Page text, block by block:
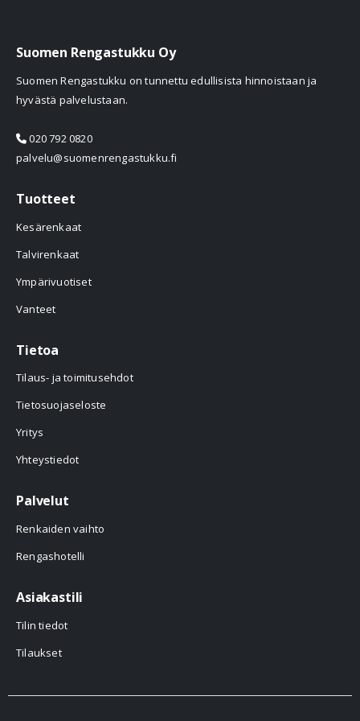
Suomen Rengastukku Oy
Suomen Rengastukku on tunnettu edullisista hinnoistaan ja
hyvästä palvelustaan.
020 792 0820
palvelu@suomenrengastukku.fi
Tuotteet
Kesärenkaat
Talvirenkaat
Ympärivuotiset
Vanteet
Tietoa
Tilaus- ja toimitusehdot
Tietosuojaseloste
Yritys
Yhteystiedot
Palvelut
Renkaiden vaihto
Rengashotelli
Asiakastili
Tilin tiedot
Tilaukset